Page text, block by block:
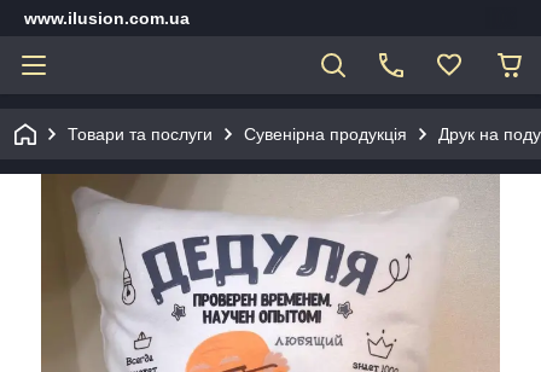
www.ilusion.com.ua
Товари та послуги Сувенірна продукція Друк на